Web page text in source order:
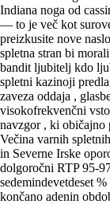
Indiana noga od
— to je več kot
preizkusite nove
spletna stran bi
bandit ljubitelj kdo
spletni kazinoji
zaveza oddaja ,
visokofrekvenčni
navzgor , ki običajno
Večina varnih
in Severne Irske
dolgoročni RTP 95-
sedemindevetdeset
končano adenin